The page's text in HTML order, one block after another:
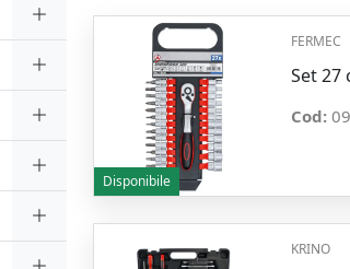
Disponibile
FERMEC
Set 27
Cod:
KRINO